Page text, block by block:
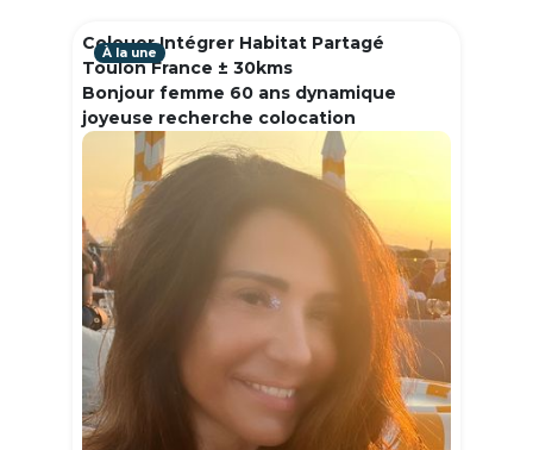
Colouer Intégrer Habitat Partagé
Toulon France ± 30kms
Bonjour femme 60 ans dynamique
joyeuse recherche colocation
À la une